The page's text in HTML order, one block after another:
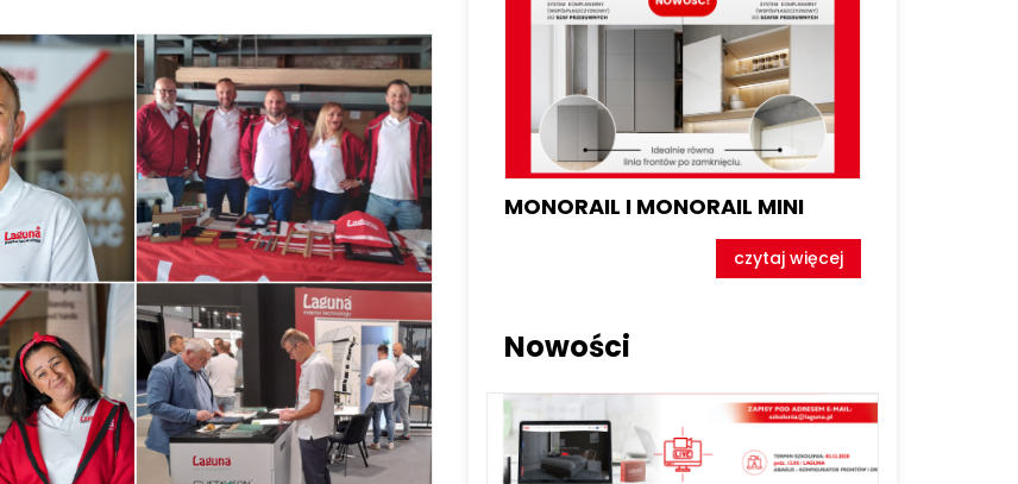
MONORAIL I MONORAIL MINI
czytaj więcej
Nowości